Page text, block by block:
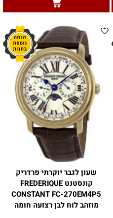
שעון לגבר יוקרתי פרדריק
קונסטנט FREDERIQUE
CONSTANT FC-270EM4P5
מוזהב לוח לבן רצועה חומה